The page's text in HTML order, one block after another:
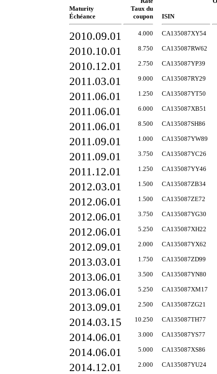
Maturity
Échéance
Taux du
coupon
ISIN
2010.09.01 4.000 CA135087XY54
2010.10.01 8.750 CA135087RW62
2010.12.01 2.750 CA135087YP39
2011.03.01 9.000 CA135087RY29
2011.06.01 1.250 CA135087YT50
2011.06.01 6.000 CA135087XB51
2011.06.01 8.500 CA135087SH86
2011.09.01 1.000 CA135087YW89
2011.09.01 3.750 CA135087YC26
2011.12.01 1.250 CA135087YY46
2012.03.01 1.500 CA135087ZB34
2012.06.01 1.500 CA135087ZE72
2012.06.01 3.750 CA135087YG30
2012.06.01 5.250 CA135087XH22
2012.09.01 2.000 CA135087YX62
2013.03.01 1.750 CA135087ZD99
2013.06.01 3.500 CA135087YN80
2013.06.01 5.250 CA135087XM17
2013.09.01 2.500 CA135087ZG21
2014.03.15 10.250 CA135087TH77
2014.06.01 3.000 CA135087YS77
2014.06.01 5.000 CA135087XS86
2014.12.01 2.000 CA135087YU24